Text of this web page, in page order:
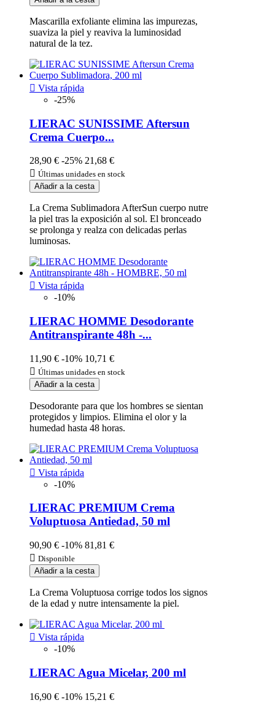
Mascarilla exfoliante elimina las impurezas,
suaviza la piel y reaviva la luminosidad
natural de la tez.
 Vista rápida
-25%
LIERAC SUNISSIME Aftersun
Crema Cuerpo...
28,90 € -25% 21,68 €
 Últimas unidades en stock
Añadir a la cesta
La Crema Sublimadora AfterSun cuerpo nutre
la piel tras la exposición al sol. El bronceado
se prolonga y realza con delicadas perlas
luminosas.
 Vista rápida
-10%
LIERAC HOMME Desodorante
Antitranspirante 48h -...
11,90 € -10% 10,71 €
 Últimas unidades en stock
Añadir a la cesta
Desodorante para que los hombres se sientan
protegidos y limpios. Elimina el olor y la
humedad hasta 48 horas.
 Vista rápida
-10%
LIERAC PREMIUM Crema
Voluptuosa Antiedad, 50 ml
90,90 € -10% 81,81 €
 Disponible
Añadir a la cesta
La Crema Voluptuosa corrige todos los signos
de la edad y nutre intensamente la piel.
 Vista rápida
-10%
LIERAC Agua Micelar, 200 ml
16,90 € -10% 15,21 €